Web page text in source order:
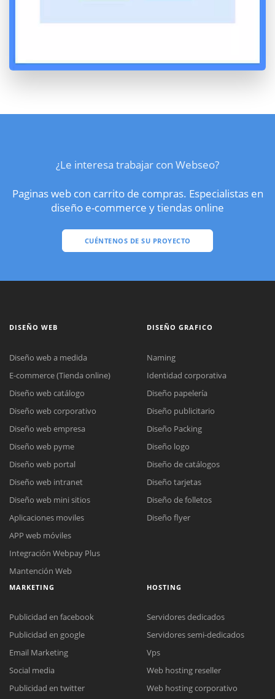
¿Le interesa trabajar con Webseo?
Paginas web con carrito de compras. Especialistas en
diseño e-commerce y tiendas online
CUÉNTENOS DE SU PROYECTO
DISEÑO WEB
Diseño web a medida
E-commerce (Tienda online)
Diseño web catálogo
Diseño web corporativo
Diseño web empresa
Diseño web pyme
Diseño web portal
Diseño web intranet
Diseño web mini sitios
Aplicaciones moviles
APP web móviles
Integración Webpay Plus
Mantención Web
DISEÑO GRAFICO
Naming
Identidad corporativa
Diseño papelería
Diseño publicitario
Diseño Packing
Diseño logo
Diseño de catálogos
Diseño tarjetas
Diseño de folletos
Diseño flyer
MARKETING
Publicidad en facebook
Publicidad en google
Email Marketing
Social media
Publicidad en twitter
HOSTING
Servidores dedicados
Servidores semi-dedicados
Vps
Web hosting reseller
Web hosting corporativo